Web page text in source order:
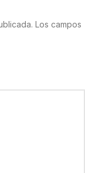
Los campos